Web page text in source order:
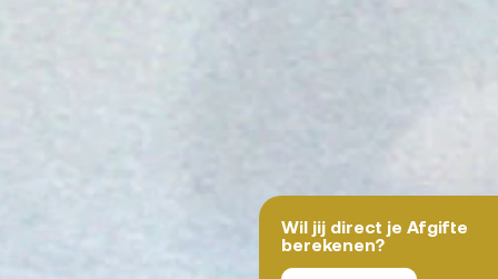
Wil jij direct je Afgifte
berekenen?